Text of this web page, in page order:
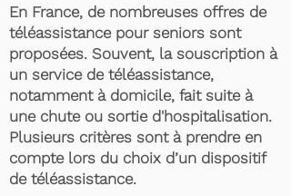
En France, de nombreuses offres de
téléassistance pour seniors sont
proposées. Souvent, la souscription à
un service de téléassistance,
notamment à domicile, fait suite à
une chute ou sortie d'hospitalisation.
Plusieurs critères sont à prendre en
compte lors du choix d’un dispositif
de téléassistance.